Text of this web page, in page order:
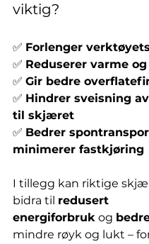
viktig?
✅ Forlenger
✅ Reduserer varme
✅ Gir bedre
✅ Hindrer sveisning
til skjæret
✅ Bedrer
minimerer fastkjøring
I tillegg kan riktige
bidra til redusert
energiforbruk og
mindre røyk og lukt –